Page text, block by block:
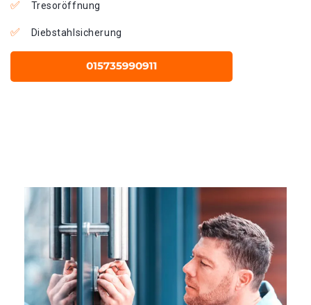
Tresoröffnung
Diebstahlsicherung